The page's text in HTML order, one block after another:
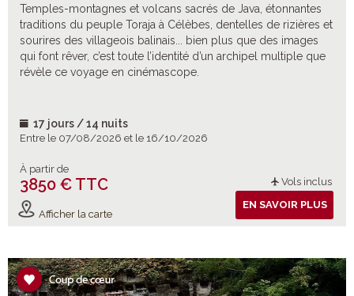
Temples-montagnes et volcans sacrés de Java, étonnantes
traditions du peuple Toraja à Célèbes, dentelles de rizières et
sourires des villageois balinais... bien plus que des images
qui font rêver, c’est toute l’identité d’un archipel multiple que
révèle ce voyage en cinémascope.
17 jours / 14 nuits
Entre le 07/08/2026 et le 16/10/2026
À partir de
3850 € TTC Vols inclus
Afficher la carte
EN SAVOIR PLUS